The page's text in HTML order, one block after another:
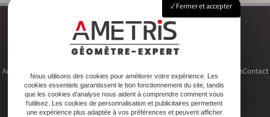
Accueil Le cabinetFoncierUrbanismeCopropriétéTopographieAutres activitésContact
Fermer et accepter
Nous utilisons des cookies pour améliorer votre expérience. Les
cookies essentiels garantissent le bon fonctionnement du site, tandis
que les cookies d'analyse nous aident à comprendre comment vous
l'utilisez. Les cookies de personnalisation et publicitaires permettent
une expérience plus adaptée à vos préférences et peuvent afficher